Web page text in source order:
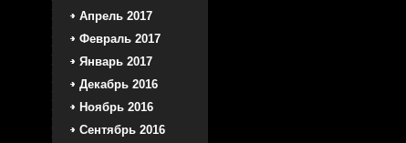
Апрель 2017
Февраль 2017
Январь 2017
Декабрь 2016
Ноябрь 2016
Сентябрь 2016